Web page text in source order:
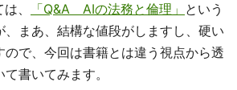
、
「Q&A AIの法務と倫理」 という
、まあ、結構な値段がしますし、硬い
ので、今回は書籍とは違う視点から透
書いてみます。